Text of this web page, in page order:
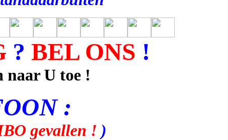
? BEL ONS !
naar U toe !
:
gevallen ! )